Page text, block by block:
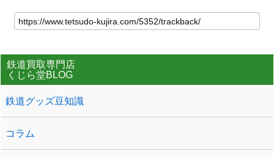
鉄道買取専門店
くじら堂BLOG
鉄道グッズ豆知識
コラム